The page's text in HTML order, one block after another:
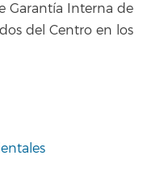
Garantía Interna de
del Centro en los